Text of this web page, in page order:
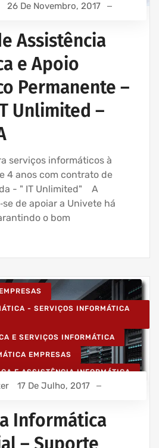
26 De Novembro, 2017
Assistência
e Apoio
Permanente –
Unlimited –
serviços informáticos à
4 anos com contrato de
- " IT Unlimited" A
de apoiar a Univete há
o bom
- SERVIÇOS INFORMÁTICA
E SERVIÇOS INFORMÁTICA
EMPRESAS
E ASSISTÊNCIA INFORMÁTICA
17 De Julho, 2017
Informática
– Suporte